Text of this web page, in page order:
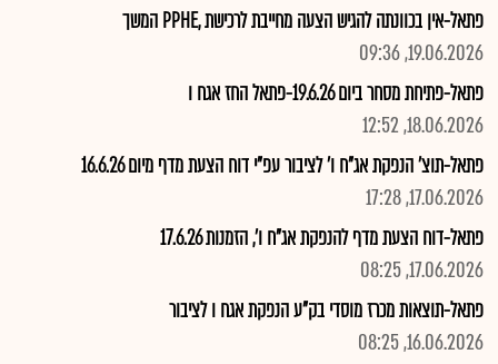
פתאל-אין בכוונתה להגיש הצעה מחייבת לרכישת ,PPHE המשך
19.06.2026, 09:36
פתאל-פתיחת מסחר ביום 19.6.26-פתאל החז אגח ו
18.06.2026, 12:52
פתאל-תוצ' הנפקת אג"ח ו' לציבור עפ"י דוח הצעת מדף מיום 16.6.26
17.06.2026, 17:28
פתאל-דוח הצעת מדף להנפקת אג"ח ו', הזמנות 17.6.26
17.06.2026, 08:25
פתאל-תוצאות מכרז מוסדי בק"ע הנפקת אגח ו לציבור
16.06.2026, 08:25